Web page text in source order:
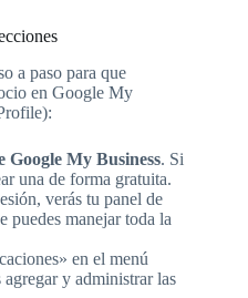
a paso para que
en Google My
Google My Business. Si
una de forma gratuita.
verás tu panel de
puedes manejar toda la
en el menú
y administrar las